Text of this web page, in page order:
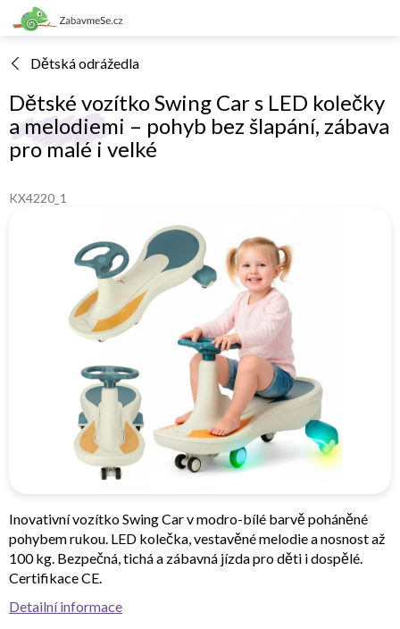
Přejít
na
Dětská odrážedla
Dětské vozítko Swing Car s LED kolečky
a melodiemi – pohyb bez šlapání, zábava
pro malé i velké
KX4220_1
Inovativní vozítko Swing Car v modro-bílé barvě poháněné
pohybem rukou. LED kolečka, vestavěné melodie a nosnost až
100 kg. Bezpečná, tichá a zábavná jízda pro děti i dospělé.
Certifikace CE.
Detailní informace